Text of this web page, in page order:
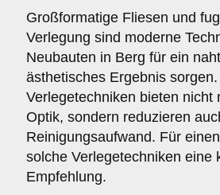
Großformatige Fliesen und
Verlegung sind moderne
Neubauten in Berg für ein
ästhetisches Ergebnis
Verlegetechniken bieten nicht
Optik, sondern reduzieren
Reinigungsaufwand. Für
solche Verlegetechniken eine
Empfehlung.